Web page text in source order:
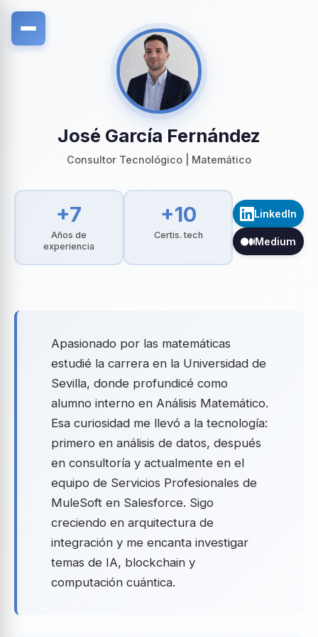
José García Fernández
Consultor Tecnológico | Matemático
+7
Años de
experiencia
+10
Certis. tech
LinkedIn
Medium
Apasionado por las matemáticas
estudié la carrera en la Universidad de
Sevilla, donde profundicé como
alumno interno en Análisis Matemático.
Esa curiosidad me llevó a la tecnología:
primero en análisis de datos, después
en consultoría y actualmente en el
equipo de Servicios Profesionales de
MuleSoft en Salesforce. Sigo
creciendo en arquitectura de
integración y me encanta investigar
temas de IA, blockchain y
computación cuántica.